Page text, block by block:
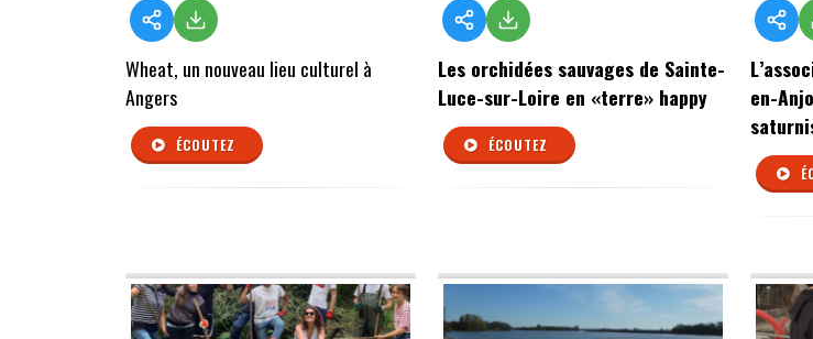
Wheat, un nouveau lieu culturel à
Angers
ÉCOUTEZ
Les orchidées sauvages de Sainte-
Luce-sur-Loire en «terre» happy
ÉCOUTEZ
en-